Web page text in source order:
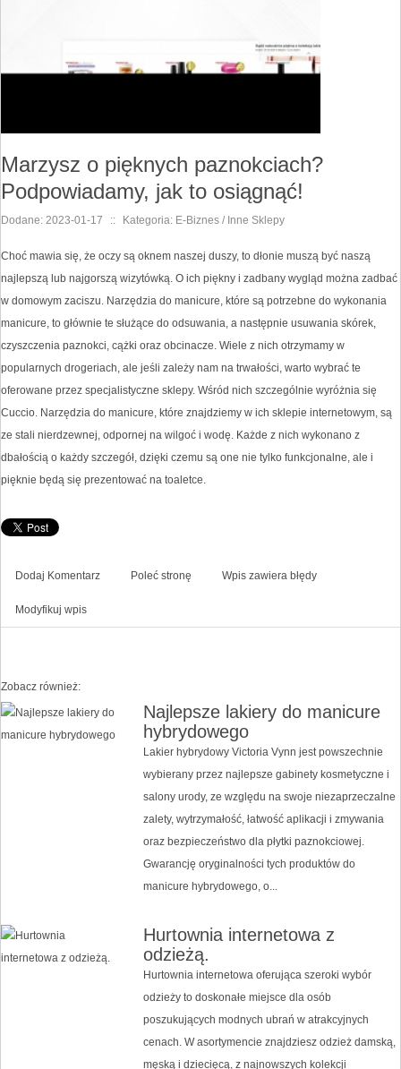
Marzysz o pięknych paznokciach?
Podpowiadamy, jak to osiągnąć!
Dodane: 2023-01-17 :: Kategoria: E-Biznes / Inne Sklepy
Choć mawia się, że oczy są oknem naszej duszy, to dłonie muszą być naszą
najlepszą lub najgorszą wizytówką. O ich piękny i zadbany wygląd można zadbać
w domowym zaciszu. Narzędzia do manicure, które są potrzebne do wykonania
manicure, to głównie te służące do odsuwania, a następnie usuwania skórek,
czyszczenia paznokci, cążki oraz obcinacze. Wiele z nich otrzymamy w
popularnych drogeriach, ale jeśli zależy nam na trwałości, warto wybrać te
oferowane przez specjalistyczne sklepy. Wśród nich szczególnie wyróżnia się
Cuccio. Narzędzia do manicure, które znajdziemy w ich sklepie internetowym, są
ze stali nierdzewnej, odpornej na wilgoć i wodę. Każde z nich wykonano z
dbałością o każdy szczegół, dzięki czemu są one nie tylko funkcjonalne, ale i
pięknie będą się prezentować na toaletce.
Dodaj Komentarz Poleć stronę Wpis zawiera błędy
Modyfikuj wpis
Zobacz również:
Najlepsze lakiery do manicure
hybrydowego
Lakier hybrydowy Victoria Vynn jest powszechnie
wybierany przez najlepsze gabinety kosmetyczne i
salony urody, ze względu na swoje niezaprzeczalne
zalety, wytrzymałość, łatwość aplikacji i zmywania
oraz bezpieczeństwo dla płytki paznokciowej.
Gwarancję oryginalności tych produktów do
manicure hybrydowego, o...
Hurtownia internetowa z
odzieżą.
Hurtownia internetowa oferująca szeroki wybór
odzieży to doskonałe miejsce dla osób
poszukujących modnych ubrań w atrakcyjnych
cenach. W asortymencie znajdziesz odzież damską,
męską i dziecięcą, z najnowszych kolekcji